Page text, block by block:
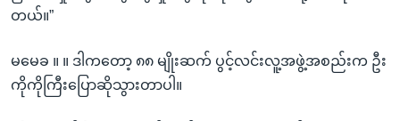
တယ်။”
မမေခ ။ ။ ဒါကတော့ ၈၈ မျိုးဆက် ပွင့်လင်းလူ့အဖွဲ့အစည်းက ဦး
ကိုကိုကြီးပြောဆိုသွားတာပါ။